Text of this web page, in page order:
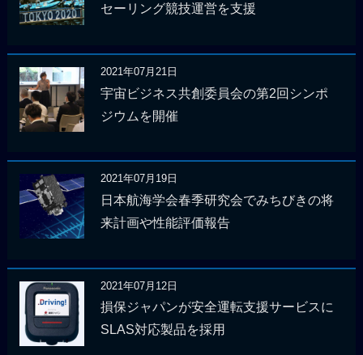
セーリング競技運営を支援
2021年07月21日
宇宙ビジネス共創委員会の第2回シンポ
ジウムを開催
2021年07月19日
日本航海学会春季研究会でみちびきの将
来計画や性能評価報告
2021年07月12日
損保ジャパンが安全運転支援サービスに
SLAS対応製品を採用